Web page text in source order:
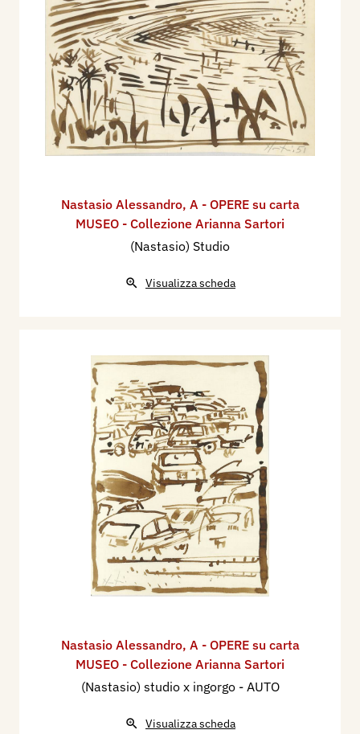
Nastasio Alessandro, A - OPERE su carta
MUSEO - Collezione Arianna Sartori
(Nastasio) Studio
Visualizza scheda
Nastasio Alessandro, A - OPERE su carta
MUSEO - Collezione Arianna Sartori
(Nastasio) studio x ingorgo - AUTO
Visualizza scheda